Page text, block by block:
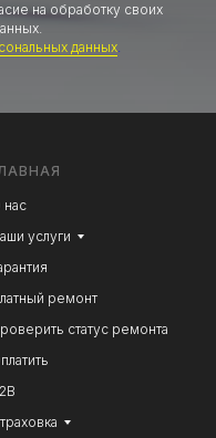
на обработку своих
данных.
нас
услуги
ремонт
статус ремонта